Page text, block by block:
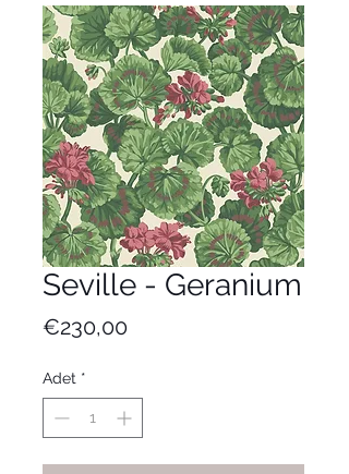
Seville - Geranium
€230,00Fiyat
Adet *